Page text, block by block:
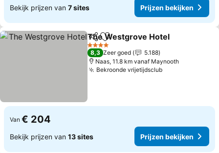
Bekijk prijzen van 7 sites Prijzen bekijken
DelenToevoegen aan favorieten
The Westgrove Hotel
4 Sterren
8,3 Zeer goed
5.188
Naas, 11.8 km vanaf Maynooth
Bekroonde vrijetijdsclubPrijzen
Van € 204
Bekijk prijzen van 13 sites Prijzen bekijken